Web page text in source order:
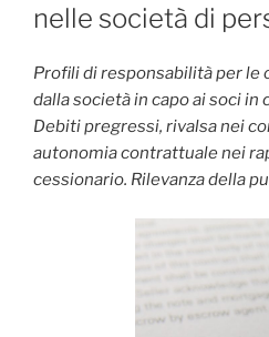
nelle società di
Profili di responsabilità per
dalla società in capo ai soci in
Debiti pregressi, rivalsa nei
autonomia contrattuale nei
cessionario. Rilevanza della